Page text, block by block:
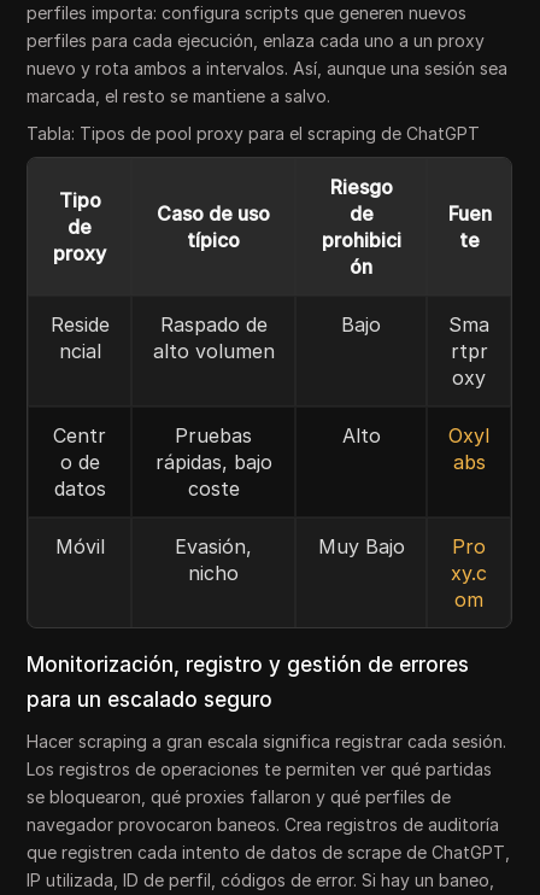
perfiles importa: configura scripts que generen nuevos
perfiles para cada ejecución, enlaza cada uno a un proxy
nuevo y rota ambos a intervalos. Así, aunque una sesión sea
marcada, el resto se mantiene a salvo.
Tabla: Tipos de pool proxy para el scraping de ChatGPT
Tipo
de
proxy
Caso de uso
típico
Riesgo
de
prohibici
ón
Fuen
te
Reside
ncial
Raspado de
alto volumen
Bajo
Sma
rtpr
oxy
Centr
o de
datos
Pruebas
rápidas, bajo
coste
Alto
Oxyl
abs
Móvil
Evasión,
nicho
Muy Bajo
Pro
xy.c
om
Monitorización, registro y gestión de errores
para un escalado seguro
Hacer scraping a gran escala significa registrar cada sesión.
Los registros de operaciones te permiten ver qué partidas
se bloquearon, qué proxies fallaron y qué perfiles de
navegador provocaron baneos. Crea registros de auditoría
que registren cada intento de datos de scrape de ChatGPT,
IP utilizada, ID de perfil, códigos de error. Si hay un baneo,